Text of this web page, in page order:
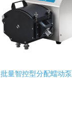
批量智控型分配蠕动泵